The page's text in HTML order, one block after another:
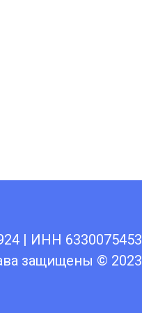
| ИНН 6330075453
защищены © 2023